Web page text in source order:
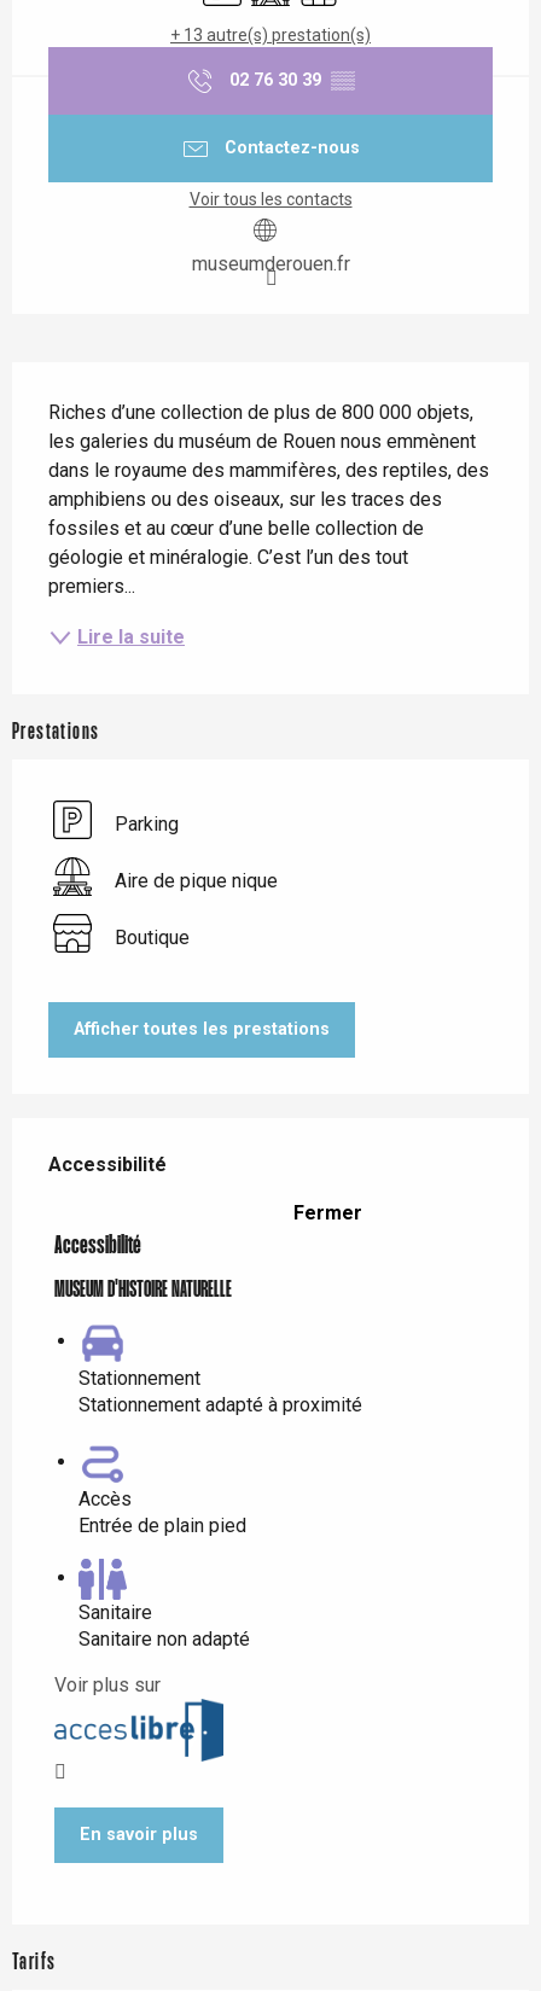
+ 13 autre(s) prestation(s)
02 76 30 39 ▒▒
Contactez-nous
Voir tous les contacts
museumderouen.fr
Riches d’une collection de plus de 800 000 objets,
les galeries du muséum de Rouen nous emmènent
dans le royaume des mammifères, des reptiles, des
amphibiens ou des oiseaux, sur les traces des
fossiles et au cœur d’une belle collection de
géologie et minéralogie. C’est l’un des tout
premiers...
Lire la suite
Prestations
Parking
Aire de pique nique
Boutique
Afficher toutes les prestations
Accessibilité
Accessibilité
Fermer
Accessibilité
MUSEUM D'HISTOIRE NATURELLE
Stationnement
Stationnement adapté à proximité
Accès
Entrée de plain pied
Sanitaire
Sanitaire non adapté
Voir plus sur
En savoir plus
Tarifs